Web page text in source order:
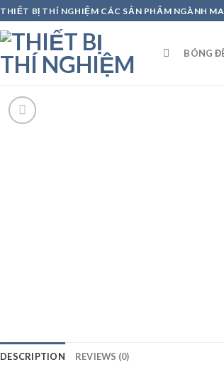
THIẾT BỊ THÍ NGHIỆM CÁC SẢN PHẨM NGÀNH
BÓNG
DESCRIPTION REVIEWS (0)